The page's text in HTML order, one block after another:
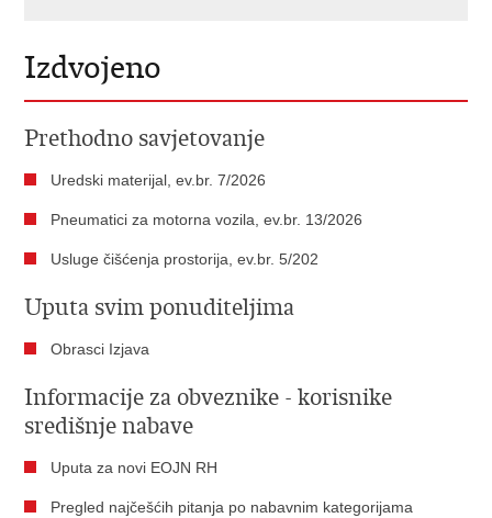
Izdvojeno
Prethodno savjetovanje
Uredski materijal, ev.br. 7/2026
Pneumatici za motorna vozila, ev.br. 13/2026
Usluge čišćenja prostorija​, ev.br. 5/202
Uputa svim ponuditeljima
Obrasci Izjava
Informacije za obveznike - korisnike
središnje nabave
Uputa za novi EOJN RH
​Pregled najčešćih pitanja po nabavnim kategorijama